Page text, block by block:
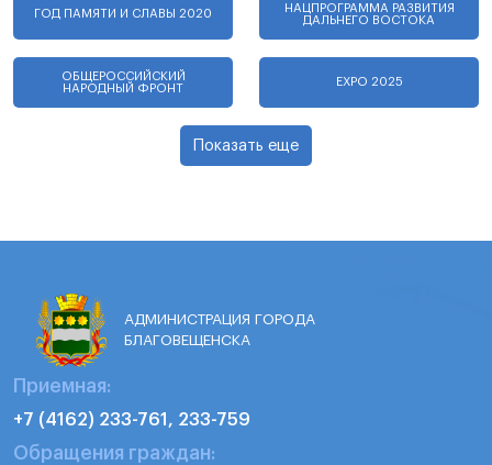
ГОД ПАМЯТИ И СЛАВЫ 2020
НАЦПРОГРАММА РАЗВИТИЯ
ДАЛЬНЕГО ВОСТОКА
ОБЩЕРОССИЙСКИЙ
НАРОДНЫЙ ФРОНТ
EXPO 2025
Показать еще
АДМИНИСТРАЦИЯ ГОРОДА
БЛАГОВЕЩЕНСКА
Приемная:
+7 (4162) 233-761, 233-759
Обращения граждан: